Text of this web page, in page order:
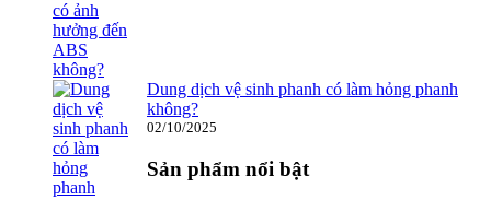
Dung dịch vệ sinh phanh có làm hỏng phanh
không?
02/10/2025
Sản phẩm nổi bật